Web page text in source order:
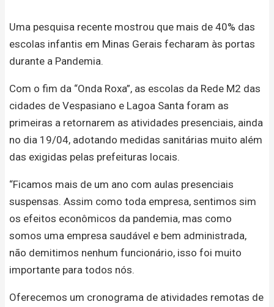
Uma pesquisa recente mostrou que mais de 40% das
escolas infantis em Minas Gerais fecharam às portas
durante a Pandemia.
Com o fim da “Onda Roxa”, as escolas da Rede M2 das
cidades de Vespasiano e Lagoa Santa foram as
primeiras a retornarem as atividades presenciais, ainda
no dia 19/04, adotando medidas sanitárias muito além
das exigidas pelas prefeituras locais.
“Ficamos mais de um ano com aulas presenciais
suspensas. Assim como toda empresa, sentimos sim
os efeitos econômicos da pandemia, mas como
somos uma empresa saudável e bem administrada,
não demitimos nenhum funcionário, isso foi muito
importante para todos nós.
Oferecemos um cronograma de atividades remotas de